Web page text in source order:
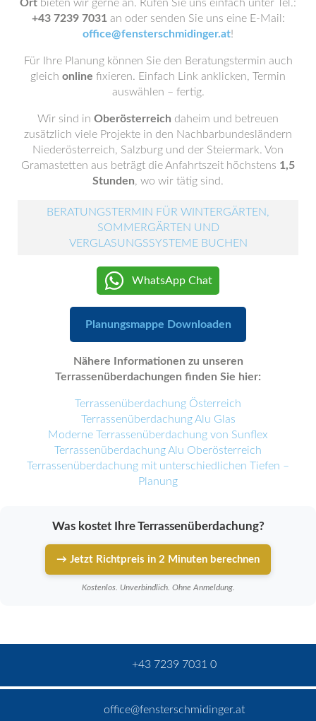
Ort bieten wir gerne an. Rufen Sie uns einfach unter Tel.:
+43 7239 7031 an oder senden Sie uns eine E-Mail:
office@fensterschmidinger.at!
Für Ihre Planung können Sie den Beratungstermin auch
gleich online fixieren. Einfach Link anklicken, Termin
auswählen – fertig.
Wir sind in Oberösterreich daheim und betreuen
zusätzlich viele Projekte in den Nachbarbundesländern
Niederösterreich, Salzburg und der Steiermark. Von
Gramastetten aus beträgt die Anfahrtszeit höchstens 1,5
Stunden, wo wir tätig sind.
BERATUNGSTERMIN FÜR WINTERGÄRTEN,
SOMMERGÄRTEN UND
VERGLASUNGSSYSTEME BUCHEN
WhatsApp Chat
Planungsmappe Downloaden
Nähere Informationen zu unseren
Terrassenüberdachungen finden Sie hier:
Terrassenüberdachung Österreich
Terrassenüberdachung Alu Glas
Moderne Terrassenüberdachung von Sunflex
Terrassenüberdachung Alu Oberösterreich
Terrassenüberdachung mit unterschiedlichen Tiefen –
Planung
Was kostet Ihre Terrassenüberdachung?
→ Jetzt Richtpreis in 2 Minuten berechnen
Kostenlos. Unverbindlich. Ohne Anmeldung.
+43 7239 7031 0
office@fensterschmidinger.at